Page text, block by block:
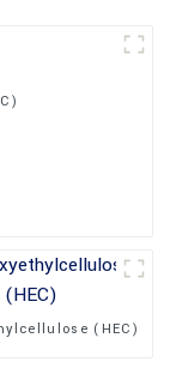
(HEC)